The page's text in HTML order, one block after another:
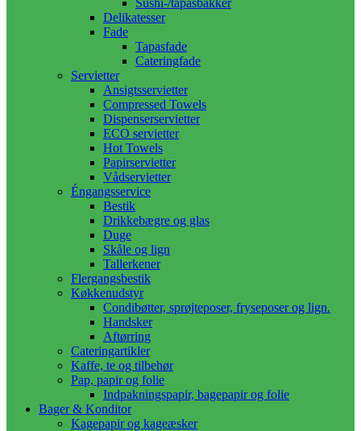
Sushi-/tapasbakker
Delikatesser
Fade
Tapasfade
Cateringfade
Servietter
Ansigtsservietter
Compressed Towels
Dispenserservietter
ECO servietter
Hot Towels
Papirservietter
Vådservietter
Éngangsservice
Bestik
Drikkebægre og glas
Duge
Skåle og lign
Tallerkener
Flergangsbestik
Køkkenudstyr
Condibøtter, sprøjteposer, fryseposer og lign.
Handsker
Aftørring
Cateringartikler
Kaffe, te og tilbehør
Pap, papir og folie
Indpakningspapir, bagepapir og folie
Bager & Konditor
Kagepapir og kageæsker